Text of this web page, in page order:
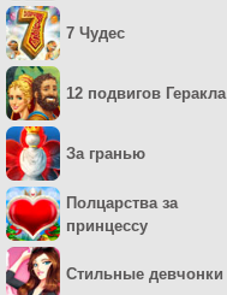
7 Чудес
12 подвигов Геракла
За гранью
Полцарства за
принцессу
Стильные девчонки